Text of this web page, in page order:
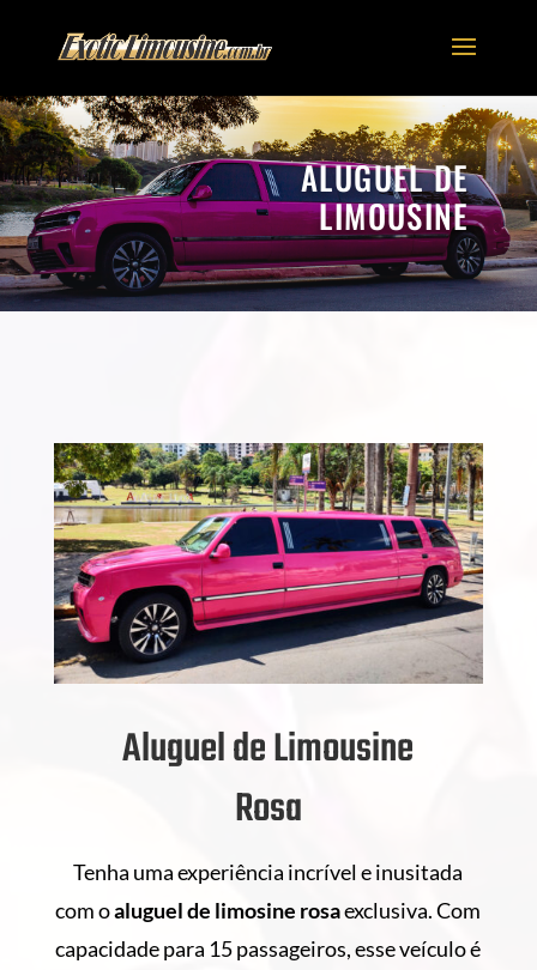
ALUGUEL DE
LIMOUSINE
Aluguel de Limousine
Rosa
Tenha uma experiência incrível e inusitada
com oaluguel de limosine rosaexclusiva. Com
capacidade para 15 passageiros, esse veículo é